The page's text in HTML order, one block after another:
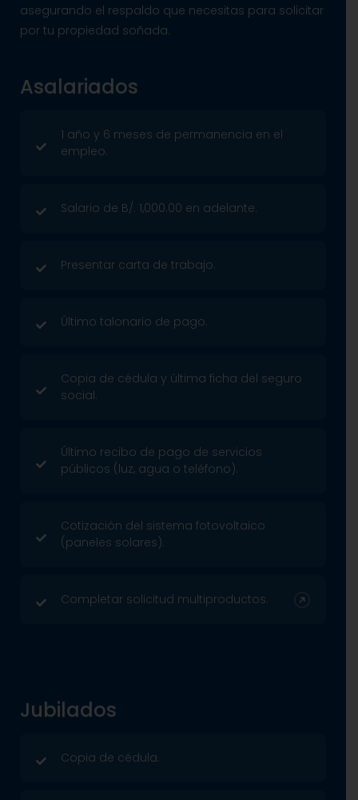
asegurando el respaldo que necesitas para solicitar
por tu propiedad soñada.
Asalariados
1 año y 6 meses de permanencia en el
empleo.
Salario de B/. 1,000.00 en adelante.
Presentar carta de trabajo.
Último talonario de pago.
Copia de cédula y última ficha del seguro
social.
Último recibo de pago de servicios
públicos (luz, agua o teléfono).
Cotización del sistema fotovoltaico
(paneles solares).
Completar solicitud multiproductos.
Jubilados
Copia de cédula.